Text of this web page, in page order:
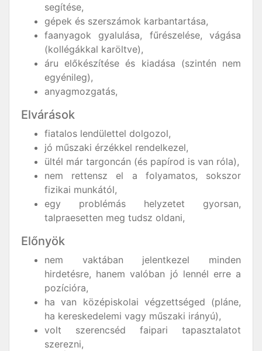
segítése,
gépek és szerszámok karbantartása,
faanyagok gyalulása, fűrészelése, vágása
(kollégákkal karöltve),
áru előkészítése és kiadása (szintén nem
egyénileg),
anyagmozgatás,
Elvárások
fiatalos lendülettel dolgozol,
jó műszaki érzékkel rendelkezel,
ültél már targoncán (és papírod is van róla),
nem rettensz el a folyamatos, sokszor
fizikai munkától,
egy problémás helyzetet gyorsan,
talpraesetten meg tudsz oldani,
Előnyök
nem vaktában jelentkezel minden
hirdetésre, hanem valóban jó lennél erre a
pozícióra,
ha van középiskolai végzettséged (pláne,
ha kereskedelemi vagy műszaki irányú),
volt szerencséd faipari tapasztalatot
szerezni,